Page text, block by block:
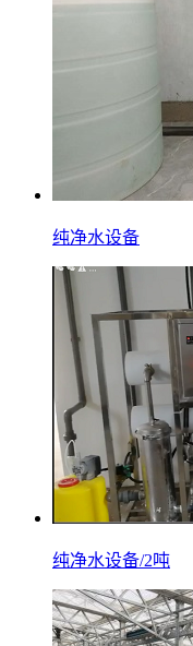
纯净水设备
纯净水设备/2吨